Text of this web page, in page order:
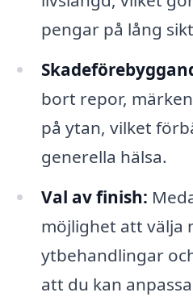
pengar på lång
bort repor,
på ytan, vilket
generella hälsa.
Val av finish:
möjlighet att välja
ytbehandlingar
att du kan